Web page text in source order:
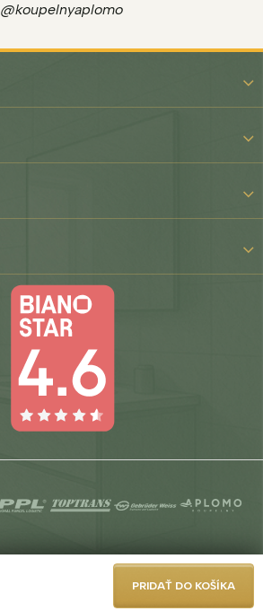
@koupelnyaplomo
. Všetky práva vyhradené.
PRIDAŤ DO KOŠÍKA